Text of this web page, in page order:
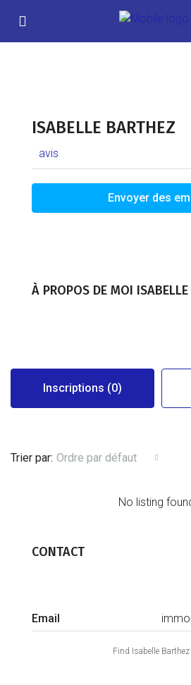
ISABELLE BARTHEZ
avis
Envoyer des
À PROPOS DE MOI ISABELLE
Inscriptions (0)
Trier par: Ordre par défaut
No listing
CONTACT
Email
Find Isabelle Barthez